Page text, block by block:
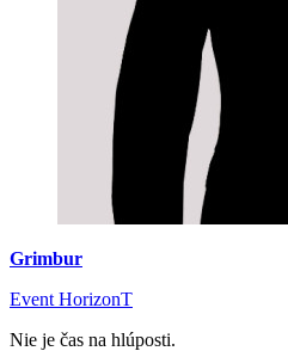
Grimbur
Event HorizonT
Nie je čas na hlúposti.